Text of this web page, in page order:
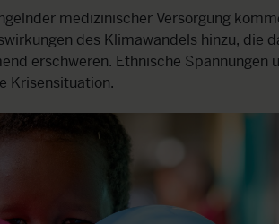
medizinischer Versorgung
des Klimawandels hinzu, die
erschweren. Ethnische Spannungen
Krisensituation.